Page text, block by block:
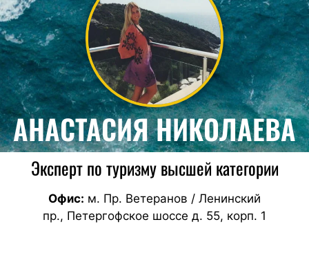
АНАСТАСИЯ НИКОЛАЕВА
Эксперт по туризму высшей категории
Офис: м. Пр. Ветеранов / Ленинский
пр., Петергофское шоссе д. 55, корп. 1